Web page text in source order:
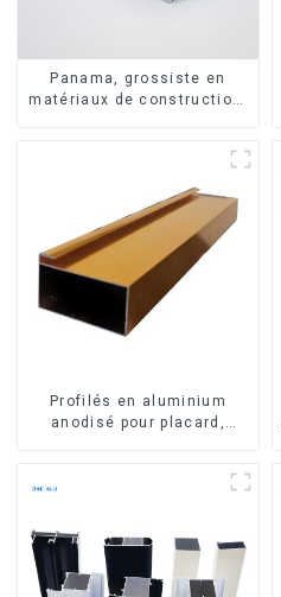
Panama, grossiste en
matériaux de construction,
Profilés en aluminium
anodisé pour placard,